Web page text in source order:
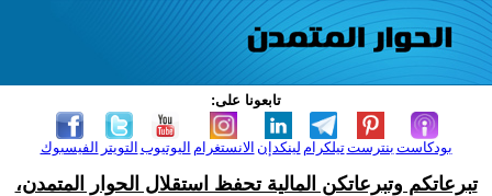
تابعونا على:
الفيسبوك التويتر اليوتيوب الانستغرام لينكدإن تيلكرامبنترست بودكاست
تبرعاتكم وتبرعاتكن المالية تحفظ استقلال الحوار المتمدن،